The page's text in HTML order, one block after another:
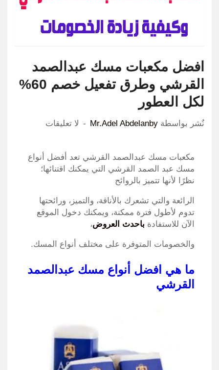
افضل مكعبات مسك عبدالصمد
القرشي وطرق تفعيل خصم 60%
لكل العطور
نٌشر بواسطة Mr.Adel Abdelanby لا تعليقات
مكعبات مسك عبدالصمد القرشي تعد أفضل أنواع
مسك عبد الصمد القرشي التي يمكنك اقتنائها؛
نظرًا لأنها تتميز بالروائح
الرائعة والتي تشعرك بالأناقة، والتميز، ورائحتها
تدوم لأطول فترة ممكنة، ويمكنك دخول الموقع
الآن للاستفادة باحدث العروض،
والخصومات المتوفرة على مختلف أنواع المسك.
ما هي افضل أنواع مسك عبدالصمد
القرشي